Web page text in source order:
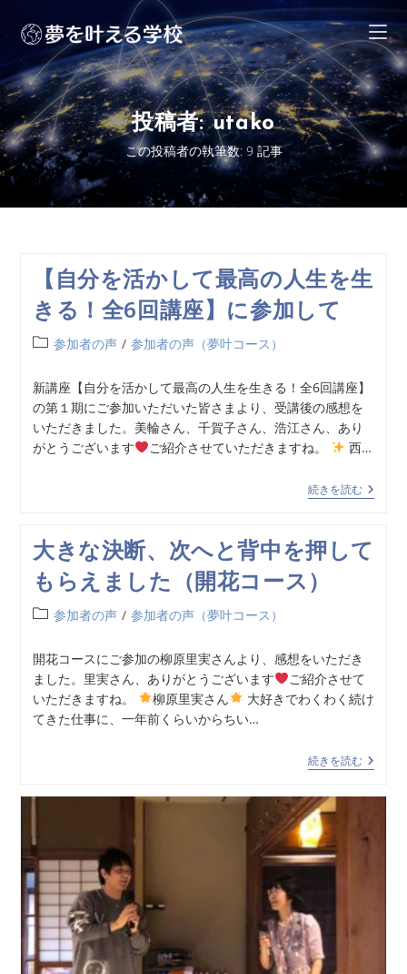
投稿者:utako
この投稿者の執筆数: 9 記事
【自分を活かして最高の人生を生
きる！全6回講座】に参加して
参加者の声 / 参加者の声（夢叶コース）
新講座【自分を活かして最高の人生を生きる！全6回講座】
の第１期にご参加いただいた皆さまより、受講後の感想を
いただきました。美輪さん、千賀子さん、浩江さん、あり
がとうございます
ご紹介させていただきますね。 西…
続きを読む
大きな決断、次へと背中を押して
もらえました（開花コース）
参加者の声 / 参加者の声（夢叶コース）
開花コースにご参加の柳原里実さんより、感想をいただき
ました。里実さん、ありがとうございます
ご紹介させて
いただきますね。
柳原里実さん
大好きでわくわく続け
てきた仕事に、一年前くらいからちい…
続きを読む